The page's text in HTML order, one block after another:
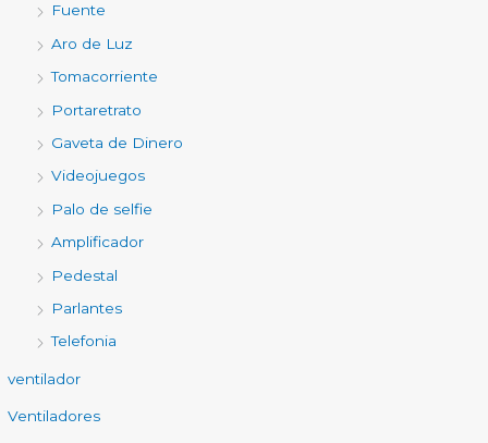
Fuente
Aro de Luz
Tomacorriente
Portaretrato
Gaveta de Dinero
Videojuegos
Palo de selfie
Amplificador
Pedestal
Parlantes
Telefonia
ventilador
Ventiladores